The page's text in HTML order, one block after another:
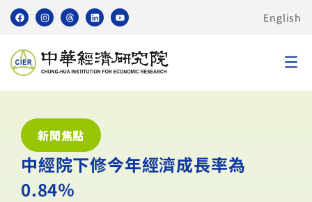
English
新聞焦點
中經院下修今年經濟成長率為
0.84％